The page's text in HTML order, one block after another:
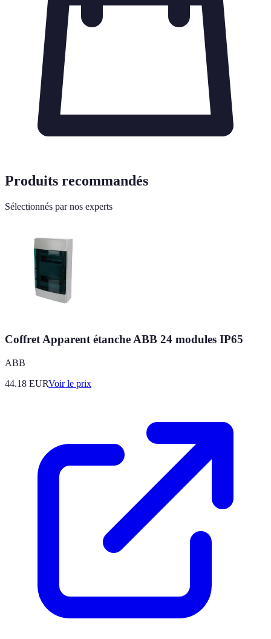
Produits recommandés
Sélectionnés par nos experts
Coffret Apparent étanche ABB 24 modules IP65
ABB
44.18 EURVoir le prix